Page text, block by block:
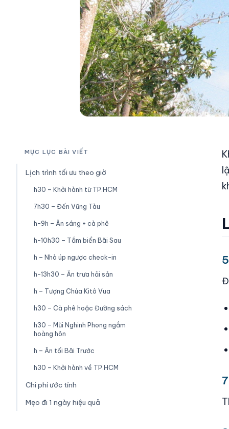
MỤC LỤC BÀI VIẾT
Lịch trình tối ưu theo giờ
h30 – Khởi hành từ TP.HCM
7h30 – Đến Vũng Tàu
h-9h – Ăn sáng + cà phê
h-10h30 – Tắm biển Bãi Sau
h – Nhà úp ngược check-in
h-13h30 – Ăn trưa hải sản
h – Tượng Chúa Kitô Vua
h30 – Cà phê hoặc Đường sách
h30 – Mũi Nghinh Phong ngắm
hoàng hôn
h – Ăn tối Bãi Trước
h30 – Khởi hành về TP.HCM
Chi phí ước tính
Mẹo đi 1 ngày hiệu quả